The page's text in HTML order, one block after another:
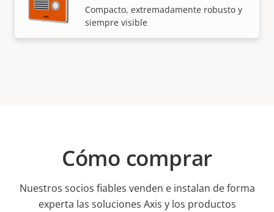
Compacto, extremadamente robusto y
siempre visible
Cómo comprar
Nuestros socios fiables venden e instalan de forma
experta las soluciones Axis y los productos